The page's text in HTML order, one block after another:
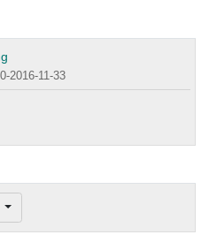
2016-11-33